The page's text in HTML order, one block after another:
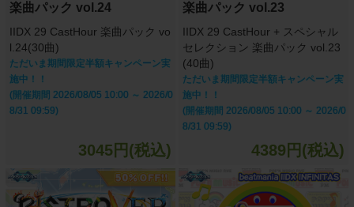
楽曲パック vol.24
IIDX 29 CastHour 楽曲パック vo
l.24(30曲)
ただいま期間限定半額キャンペーン実
施中！！
(開催期間 2026/08/05 10:00 ～ 2026/0
8/31 09:59)
3045円(税込)
楽曲パック vol.23
IIDX 29 CastHour + スペシャル
セレクション 楽曲パック vol.23
(40曲)
ただいま期間限定半額キャンペーン実
施中！！
(開催期間 2026/08/05 10:00 ～ 2026/0
8/31 09:59)
4389円(税込)